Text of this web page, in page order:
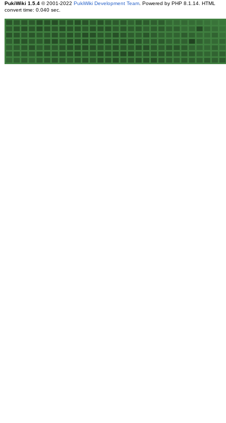
PukiWiki 1.5.4© 2001-2022 PukiWiki Development Team. Powered by PHP 8.1.14. HTML
convert time: 0.040 sec.